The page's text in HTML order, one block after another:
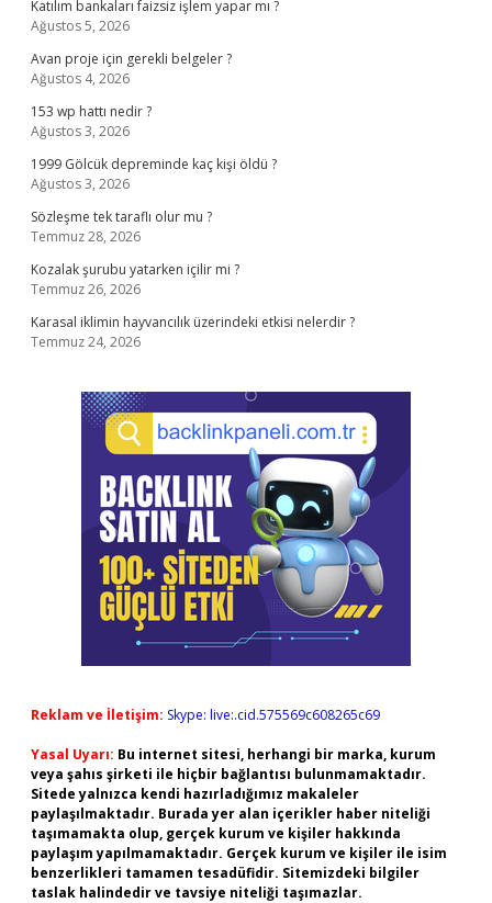
Katılım bankaları faizsiz işlem yapar mı ?
Ağustos 5, 2026
Avan proje için gerekli belgeler ?
Ağustos 4, 2026
153 wp hattı nedir ?
Ağustos 3, 2026
1999 Gölcük depreminde kaç kişi öldü ?
Ağustos 3, 2026
Sözleşme tek taraflı olur mu ?
Temmuz 28, 2026
Kozalak şurubu yatarken içilir mi ?
Temmuz 26, 2026
Karasal iklimin hayvancılık üzerindeki etkisi nelerdir ?
Temmuz 24, 2026
Reklam ve İletişim: Skype: live:.cid.575569c608265c69
Yasal Uyarı: Bu internet sitesi, herhangi bir marka, kurum
veya şahıs şirketi ile hiçbir bağlantısı bulunmamaktadır.
Sitede yalnızca kendi hazırladığımız makaleler
paylaşılmaktadır. Burada yer alan içerikler haber niteliği
taşımamakta olup, gerçek kurum ve kişiler hakkında
paylaşım yapılmamaktadır. Gerçek kurum ve kişiler ile isim
benzerlikleri tamamen tesadüfidir. Sitemizdeki bilgiler
taslak halindedir ve tavsiye niteliği taşımazlar.